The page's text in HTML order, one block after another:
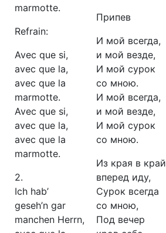
marmotte.
Refrain:
Avec que si,
avec que la,
avec que la
marmotte.
Avec que si,
avec que la,
avec que la
marmotte.
2.
Ich hab’
geseh’n gar
manchen Herrn,
Припев
И мой всегда,
и мой везде,
И мой сурок
со мною.
И мой всегда,
и мой везде,
И мой сурок
со мною.
Из края в край
вперед иду,
Сурок всегда
со мною,
Под вечер